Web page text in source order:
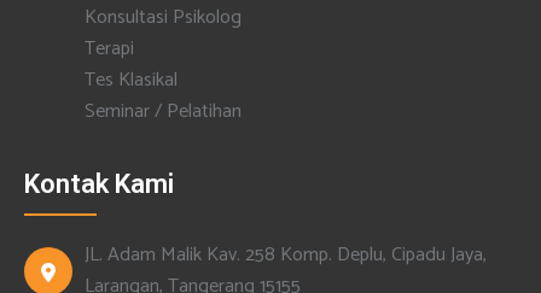
Konsultasi Psikolog
Terapi
Tes Klasikal
Seminar / Pelatihan
Kontak Kami
JL. Adam Malik Kav. 258 Komp. Deplu, Cipadu Jaya,
Larangan, Tangerang 15155